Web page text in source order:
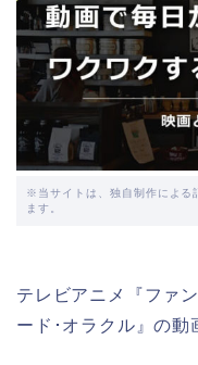
※当サイトは、独自制作による
ます。
テレビアニメ『ファ
ード･オラクル』の動